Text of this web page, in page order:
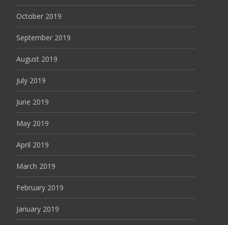
October 2019
September 2019
August 2019
July 2019
June 2019
May 2019
April 2019
March 2019
February 2019
January 2019